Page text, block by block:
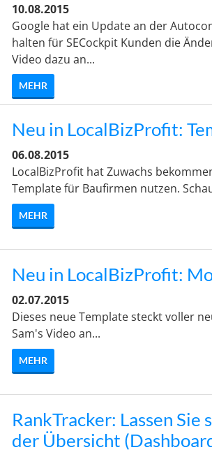
10.08.2015
Google hat ein Update an der
halten für SECockpit Kunden die
Video dazu an...
MEHR
Neu in LocalBizProfit:
06.08.2015
LocalBizProfit hat Zuwachs
Template für Baufirmen nutzen.
MEHR
Neu in LocalBizProfit:
02.07.2015
Dieses neue Template steckt voller
Sam's Video an...
MEHR
RankTracker: Lassen Sie
der Übersicht